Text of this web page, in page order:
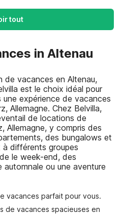
tout
in Altenau
de vacances en Altenau,
est le choix idéal pour
expérience de vacances
Allemagne. Chez Belvilla,
de locations de
Allemagne, y compris des
des bungalows et
différents groupes
le week-end, des
ou une aventure
vacances parfait pour vous.
de vacances spacieuses en